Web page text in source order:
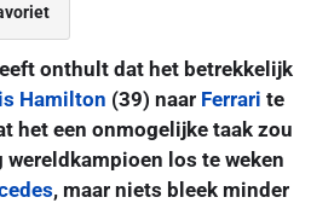
onthult dat het betrekkelijk
Hamilton (39) naar Ferrari te
het een onmogelijke taak zou
los te weken
, maar niets bleek minder